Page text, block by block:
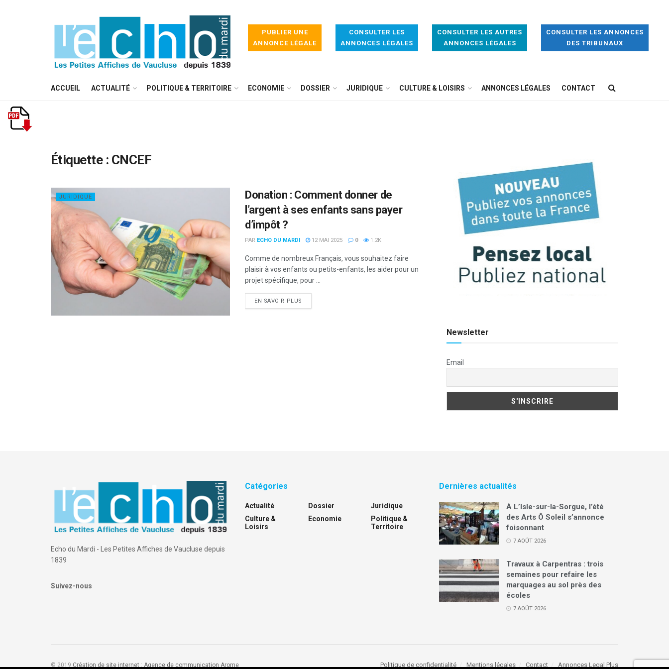
PUBLIER UNE
ANNONCE LÉGALE
CONSULTER LES
ANNONCES LÉGALES
CONSULTER LES AUTRES
ANNONCES LÉGALES
CONSULTER LES ANNONCES
DES TRIBUNAUX
ACCUEIL ACTUALITÉ POLITIQUE & TERRITOIRE ECONOMIE DOSSIER JURIDIQUE CULTURE & LOISIRS ANNONCES LÉGALES CONTACT
Étiquette : CNCEF
JURIDIQUE
Donation : Comment donner de
l’argent à ses enfants sans payer
d’impôt ?
PAR ECHO DU MARDI 12 MAI 2025 0 1.2K
Comme de nombreux Français, vous souhaitez faire
plaisir à vos enfants ou petits-enfants, les aider pour un
projet spécifique, pour ...
EN SAVOIR PLUS
Newsletter
Email
Echo du Mardi - Les Petites Affiches de Vaucluse depuis
1839
Suivez-nous
Catégories
Actualité
Culture &
Loisirs
Dossier
Economie
Juridique
Politique &
Territoire
Dernières actualités
À L’Isle-sur-la-Sorgue, l’été
des Arts Ô Soleil s’annonce
foisonnant
7 AOÛT 2026
Travaux à Carpentras : trois
semaines pour refaire les
marquages au sol près des
écoles
7 AOÛT 2026
Politique de confidentialité Mentions légales Contact Annonces Legal Plus
© 2019 Création de site internet : Agence de communication Arome